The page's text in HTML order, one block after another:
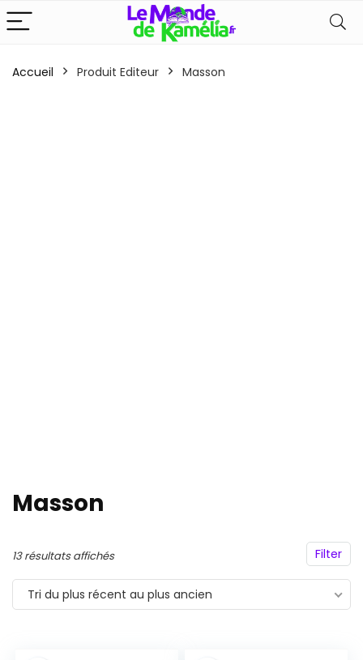
Accueil Produit Editeur Masson
Masson
Filter
13 résultats affichésTrié
du
plus
Tri du plus récent au plus ancien